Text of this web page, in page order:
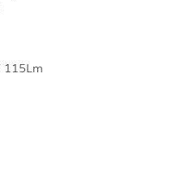
115Lm